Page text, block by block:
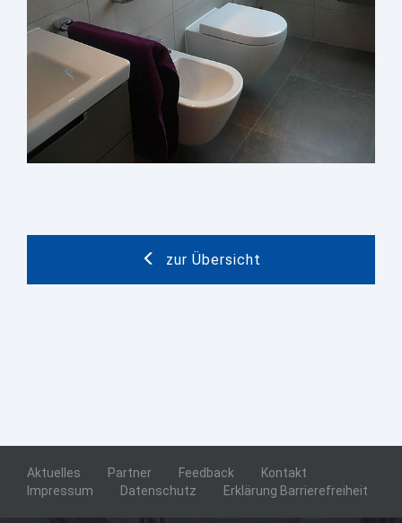
zur Übersicht
Aktuelles Partner Feedback
Kontakt
Impressum
Datenschutz Erklärung Barrierefreiheit